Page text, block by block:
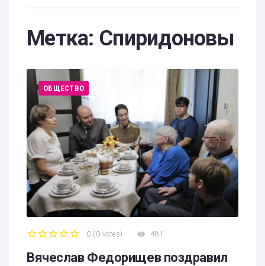
Метка: Спиридоновы
ОБЩЕСТВО
0 (0 votes) 481
Вячеслав Федорищев поздравил